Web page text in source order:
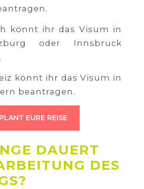
könnt ihr das Visum in
oder Innsbruck
könnt ihr das Visum in
beantragen.
PLANT EURE REISE
DAUERT
DES